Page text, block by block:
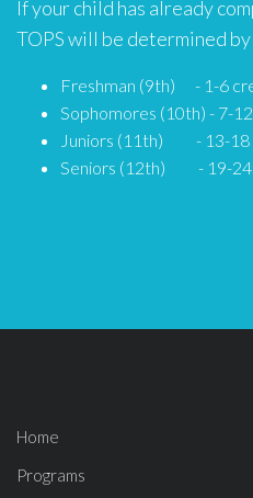
If your child has already
TOPS will be determined
Freshman (9th) - 1-6
Sophomores (10th) - 7-
Juniors (11th) - 13-18
Seniors (12th) - 19-24
Home
Programs